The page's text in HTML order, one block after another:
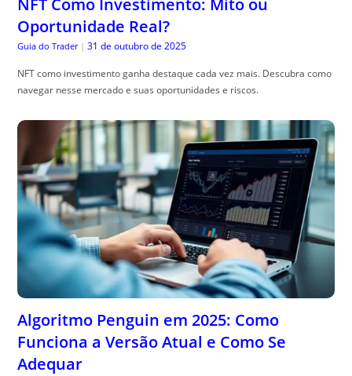
NFT Como Investimento: Mito ou
Oportunidade Real?
Guia do Trader | 31 de outubro de 2025
NFT como investimento ganha destaque cada vez mais. Descubra como
navegar nesse mercado e suas oportunidades e riscos.
Algoritmo Penguin em 2025: Como
Funciona a Versão Atual e Como Se
Adequar